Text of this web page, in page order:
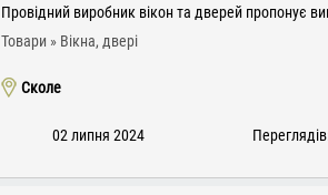
Провідний виробник вікон та дверей пропонує
Товари
Вікна, двері
Сколе
02 липня 2024